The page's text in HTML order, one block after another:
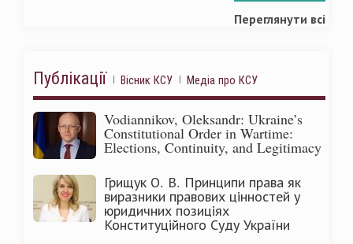
Переглянути всі
Публікації Вісник КСУ Медіа про КСУ
Vodiannikov, Oleksandr: Ukraine’s
Constitutional Order in Wartime:
Elections, Continuity, and Legitimacy
Грищук О. В. Принципи права як
виразники правових цінностей у
юридичних позиціях
Конституційного Суду України